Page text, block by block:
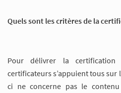
Quels sont les critères de la
Pour délivrer la certification
certificateurs s’appuient tous sur
ci ne concerne pas le